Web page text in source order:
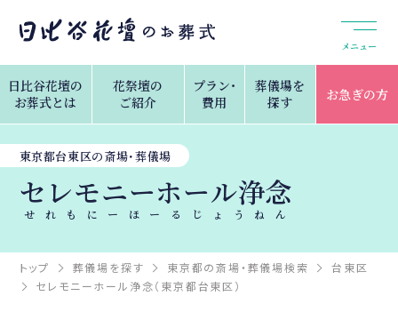
メニュー
日比谷花壇の
お葬式とは
花祭壇の
ご紹介
プラン・
費用
葬儀場を
探す
お急ぎの方
東京都台東区の斎場・葬儀場
セレモニーホール浄念
せれもにーほーるじょうねん
トップ 葬儀場を探す 東京都の斎場・葬儀場検索
台東区
セレモニーホール浄念（東京都台東区）